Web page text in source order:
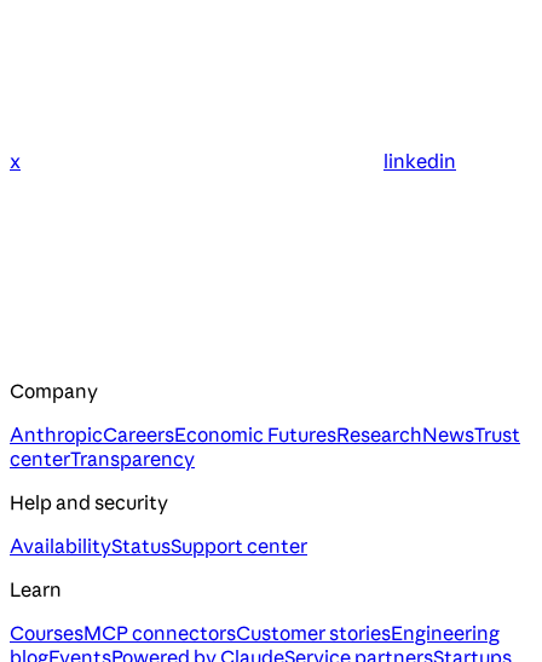
x linkedin
Company
AnthropicCareersEconomic FuturesResearchNewsTrust
centerTransparency
Help and security
AvailabilityStatusSupport center
Learn
CoursesMCP connectorsCustomer storiesEngineering
blogEventsPowered by ClaudeService partnersStartups